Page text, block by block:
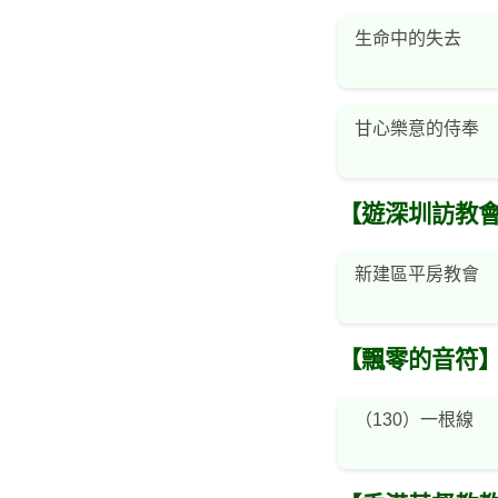
生命中的失去
甘心樂意的侍奉
【遊深圳訪教
新建區平房教會
【飄零的音符
（130）一根線